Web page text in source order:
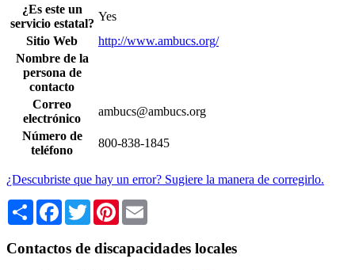
¿Es este un
servicio estatal?
Yes
Sitio Web
http://www.ambucs.org/
Nombre de la
persona de
contacto
Correo
electrónico
ambucs@ambucs.org
Número de
teléfono
800-838-1845
¿Descubriste que hay un error? Sugiere la manera de corregirlo.
Share Facebook
TwitterPinterest
Contactos de discapacidades locales